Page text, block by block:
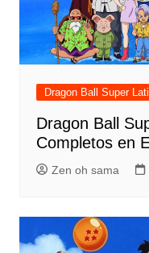
Dragon Ball Super
Dragon Ball
Completos en
Zen oh sama